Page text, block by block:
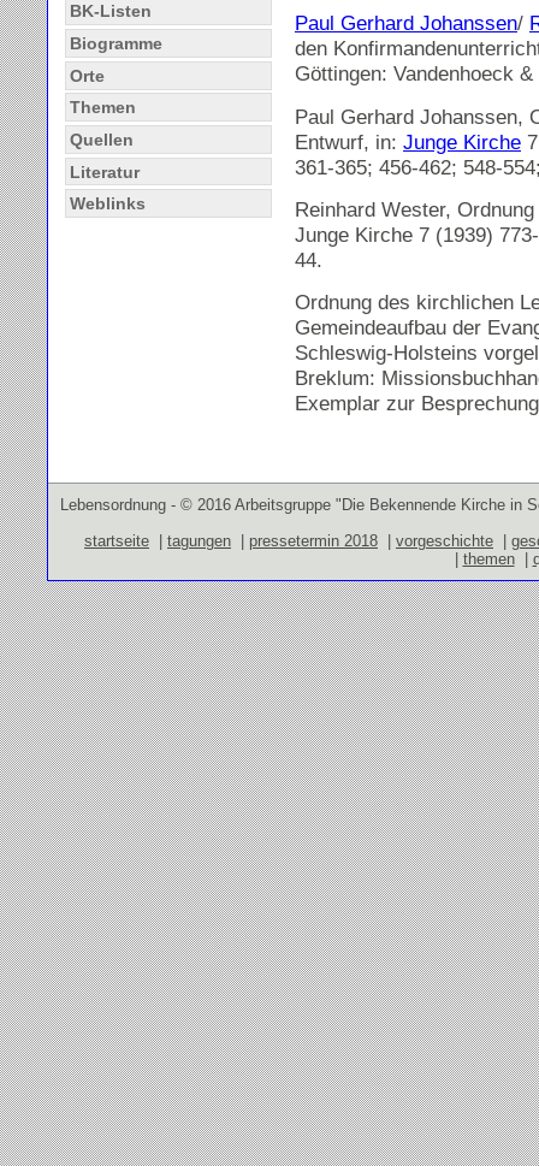
BK-Listen
Biogramme
Orte
Themen
Quellen
Literatur
Weblinks
Paul Gerhard Johanssen/
den
Göttingen: Vandenhoeck
Paul Gerhard Johanssen,
Entwurf, in: Junge Kirche
361-365; 456-462; 548-
Reinhard Wester,
Junge Kirche 7 (1939)
44.
Ordnung des kirchlichen
Gemeindeaufbau der
Schleswig-Holsteins
Breklum:
Exemplar zur
Lebensordnung - © 2016 Arbeitsgruppe "Die Bekennende Kirche in
startseite
tagungen pressetermin 2018 vorgeschichte
themen|